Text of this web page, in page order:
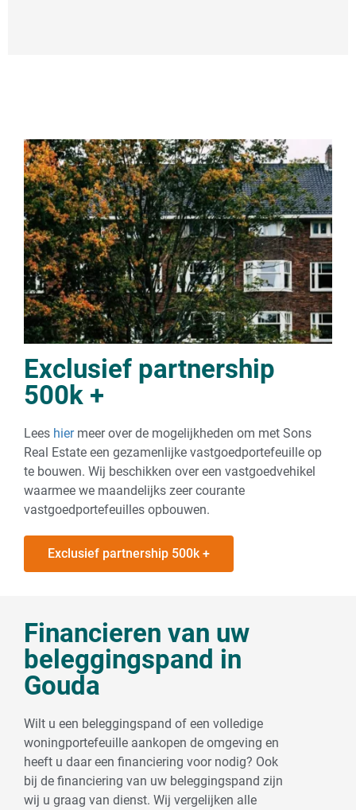
Exclusief partnership
500k +
Lees hiermeer over de mogelijkheden om met Sons
Real Estate een gezamenlijke vastgoedportefeuille op
te bouwen. Wij beschikken over een vastgoedvehikel
waarmee we maandelijks zeer courante
vastgoedportefeuilles opbouwen.
Exclusief partnership 500k +
Financieren van uw
beleggingspand in
Gouda
Wilt u een beleggingspand of een volledige
woningportefeuille aankopen de omgeving en
heeft u daar een financiering voor nodig? Ook
bij de financiering van uw beleggingspand zijn
wij u graag van dienst. Wij vergelijken alle